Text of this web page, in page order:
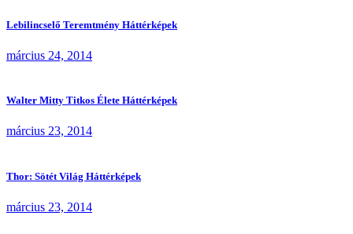
Lebilincselő Teremtmény Háttérképek
március 24, 2014
Walter Mitty Titkos Élete Háttérképek
március 23, 2014
Thor: Sötét Világ Háttérképek
március 23, 2014